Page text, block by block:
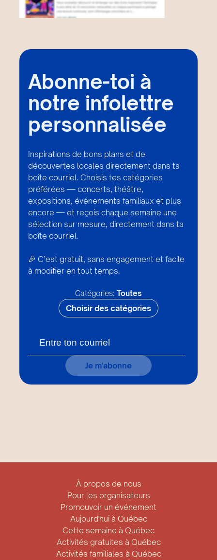
Abonne-toi à
notre infolettre
personnalisée
Inspirations de bons plans et de
découvertes locales directement dans ta
boîte courriel. Choisis tes catégories
préférées — concerts, théâtre,
expositions, événements familiaux et plus
encore — et reçois chaque semaine une
sélection sur mesure, directement dans ta
boîte courriel.
🎉 C’est gratuit, sans engagement et facile
à modifier en tout temps.
Catégories: Toutes
Choisir des catégories
Je m'abonne
À propos de nous
Pour les organisateurs
Promouvoir un événement
Aujourd'hui à Québec
Cette semaine à Québec
Activités gratuites à Québec
Activités familiales à Québec